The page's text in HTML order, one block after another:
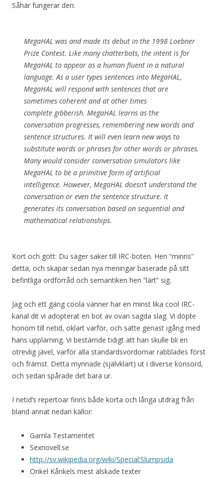
Såhär fungerar den:
MegaHAL was and made its debut in the 1998 Loebner
Prize Contest. Like many chatterbots, the intent is for
MegaHAL to appear as a human fluent in a natural
language. As a user types sentences into MegaHAL,
MegaHAL will respond with sentences that are
sometimes coherent and at other times
complete gibberish. MegaHAL learns as the
conversation progresses, remembering new words and
sentence structures. It will even learn new ways to
substitute words or phrases for other words or phrases.
Many would consider conversation simulators like
MegaHAL to be a primitive form of artificial
intelligence. However, MegaHAL doesn’t understand the
conversation or even the sentence structure. It
generates its conversation based on sequential and
mathematical relationships.
Kort och gott: Du säger saker till IRC-boten. Hen “minns”
detta, och skapar sedan nya meningar baserade på sitt
befintliga ordförråd och semantiken hen “lärt” sig.
Jag och ett gäng coola vänner har en minst lika cool IRC-
kanal dit vi adopterat en bot av ovan sagda slag. Vi döpte
honom till netid, oklart varför, och satte genast igång med
hans upplärning. Vi bestämde tidigt att han skulle bli en
otrevlig jävel, varför alla standardsvordomar rabblades först
och främst. Detta mynnade (självklart) ut i diverse könsord,
och sedan spårade det bara ur.
I netid’s repertoar finns både korta och långa utdrag från
bland annat nedan källor:
Gamla Testamentet
Sexnovell.se
http://sv.wikipedia.org/wiki/Special:Slumpsida
Onkel Kånkels mest älskade texter